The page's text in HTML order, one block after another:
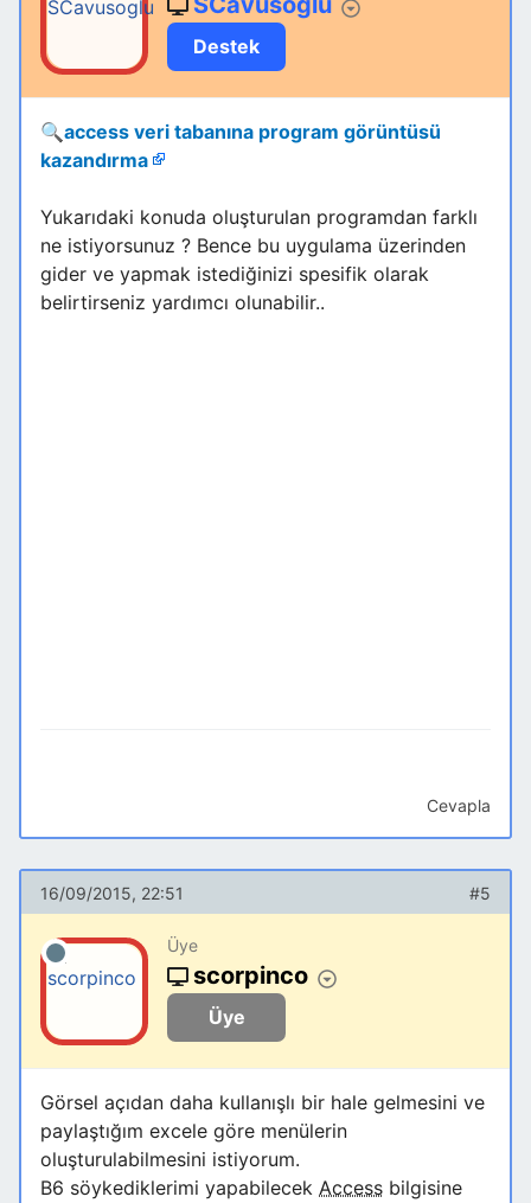
Destek
🔍access veri tabanına program görüntüsü
kazandırma
Yukarıdaki konuda oluşturulan programdan farklı
ne istiyorsunuz ? Bence bu uygulama üzerinden
gider ve yapmak istediğinizi spesifik olarak
belirtirseniz yardımcı olunabilir..
Cevapla
16/09/2015, 22:51 #5
Üye
scorpinco
Üye
Görsel açıdan daha kullanışlı bir hale gelmesini ve
paylaştığım excele göre menülerin
oluşturulabilmesini istiyorum.
B6 söykediklerimi yapabilecek Access bilgisine